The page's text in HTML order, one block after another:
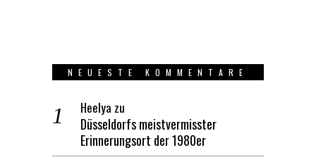
NEUESTE KOMMENTARE
Heelya zu
Düsseldorfs meistvermisster
Erinnerungsort der 1980er